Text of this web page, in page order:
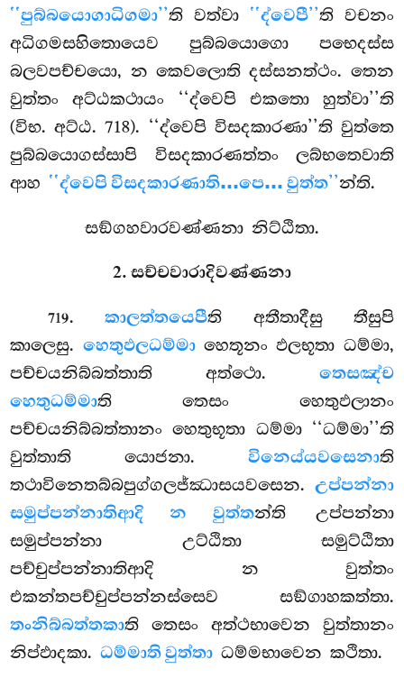
‘‘පුබ්බයොගාධිගමා’’ති වත්වා ‘‘ද්වෙපී’’ති වචනං
අධිගමසහිතොයෙව පුබ්බයොගො පභෙදස්ස
බලවපච්චයො, න කෙවලොති දස්සනත්ථං. තෙන
වුත්තං අට්ඨකථායං ‘‘ද්වෙපි එකතො හුත්වා’’ති
(විභ. අට්ඨ. 718). ‘‘ද්වෙපි විසදකාරණා’’ති වුත්තෙ
පුබ්බයොගස්සාපි විසදකාරණත්තං ලබ්භතෙවාති
ආහ ‘‘ද්වෙපි විසදකාරණාති…පෙ… වුත්ත’’න්ති.
සඞ්ගහවාරවණ්ණනා නිට්ඨිතා.
2. සච්චවාරාදිවණ්ණනා
719.කාලත්තයෙපීති අතීතාදීසු තීසුපි
කාලෙසු. හෙතුඵලධම්මාහෙතූනං ඵලභූතා ධම්මා,
පච්චයනිබ්බත්තාති අත්ථො. තෙසඤ්ච
හෙතුධම්මාති තෙසං හෙතුඵලානං
පච්චයනිබ්බත්තානං හෙතුභූතා ධම්මා ‘‘ධම්මා’’ති
වුත්තාති යොජනා. විනෙය්යවසෙනාති
තථාවිනෙතබ්බපුග්ගලජ්ඣාසයවසෙන. උප්පන්නා
සමුප්පන්නාතිආදි න වුත්තන්ති උප්පන්නා
සමුප්පන්නා උට්ඨිතා සමුට්ඨිතා
පච්චුප්පන්නාතිආදි න වුත්තං
එකන්තපච්චුප්පන්නස්සෙව සඞ්ගාහකත්තා.
තංනිබ්බත්තකාති තෙසං අත්ථභාවෙන වුත්තානං
නිප්ඵාදකා.ධම්මාති වුත්තා ධම්මභාවෙන කථිතා.